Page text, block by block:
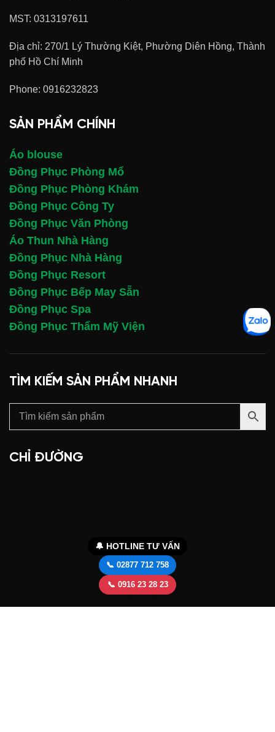
MST: 0313197611
Địa chỉ: 270/1 Lý Thường Kiệt, Phường Diên Hồng, Thành
phố Hồ Chí Minh
Phone: 0916232823
SẢN PHẨM CHÍNH
Áo blouse
Đồng Phục Phòng Mổ
Đồng Phục Phòng Khám
Đồng Phục Công Ty
Đồng Phục Văn Phòng
Áo Thun Nhà Hàng
Đồng Phục Nhà Hàng
Đồng Phục Resort
Đồng Phục Bếp May Sẵn
Đồng Phục Spa
Đồng Phục Thẩm Mỹ Viện
TÌM KIẾM SẢN PHẨM NHANH
CHỈ ĐƯỜNG
🔔 HOTLINE TƯ VẤN
📞 02877 712 758
📞 0916 23 28 23